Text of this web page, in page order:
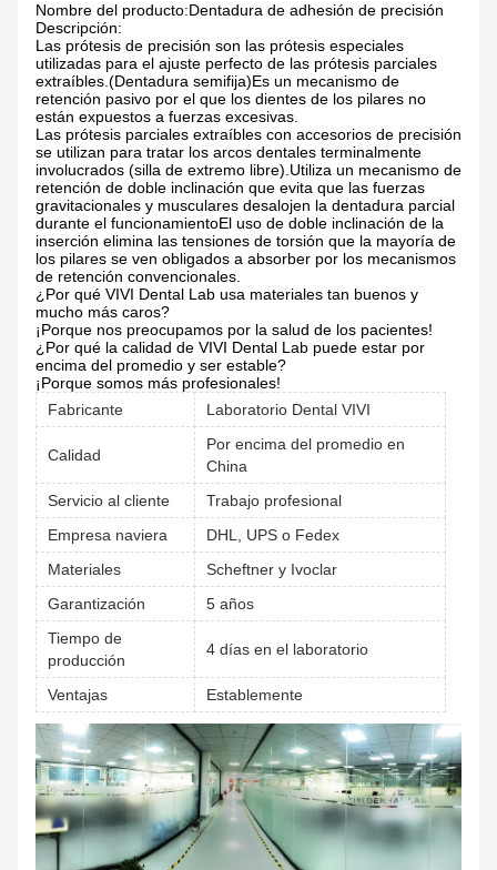
Nombre del producto:Dentadura de adhesión de precisión
Descripción:
Las prótesis de precisión son las prótesis especiales
utilizadas para el ajuste perfecto de las prótesis parciales
extraíbles.(Dentadura semifija)Es un mecanismo de
retención pasivo por el que los dientes de los pilares no
están expuestos a fuerzas excesivas.
Las prótesis parciales extraíbles con accesorios de precisión
se utilizan para tratar los arcos dentales terminalmente
involucrados (silla de extremo libre).Utiliza un mecanismo de
retención de doble inclinación que evita que las fuerzas
gravitacionales y musculares desalojen la dentadura parcial
durante el funcionamientoEl uso de doble inclinación de la
inserción elimina las tensiones de torsión que la mayoría de
los pilares se ven obligados a absorber por los mecanismos
de retención convencionales.
¿Por qué VIVI Dental Lab usa materiales tan buenos y
mucho más caros?
¡Porque nos preocupamos por la salud de los pacientes!
¿Por qué la calidad de VIVI Dental Lab puede estar por
encima del promedio y ser estable?
¡Porque somos más profesionales!
Fabricante
Laboratorio Dental VIVI
Calidad
Por encima del promedio en
China
Servicio al cliente
Trabajo profesional
Empresa naviera
DHL, UPS o Fedex
Materiales
Scheftner y Ivoclar
Garantización
5 años
Tiempo de
producción
4 días en el laboratorio
Ventajas Establemente